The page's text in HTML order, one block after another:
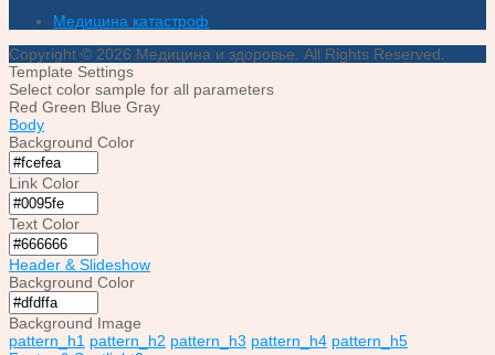
Медицина катастроф
Copyright © 2026 Медицина и здоровье. All Rights Reserved.
Template Settings
Select color sample for all parameters
Red Green Blue Gray
Body
Background Color
Link Color
Text Color
Header & Slideshow
Background Color
Background Image
pattern_h1 pattern_h2 pattern_h3 pattern_h4 pattern_h5